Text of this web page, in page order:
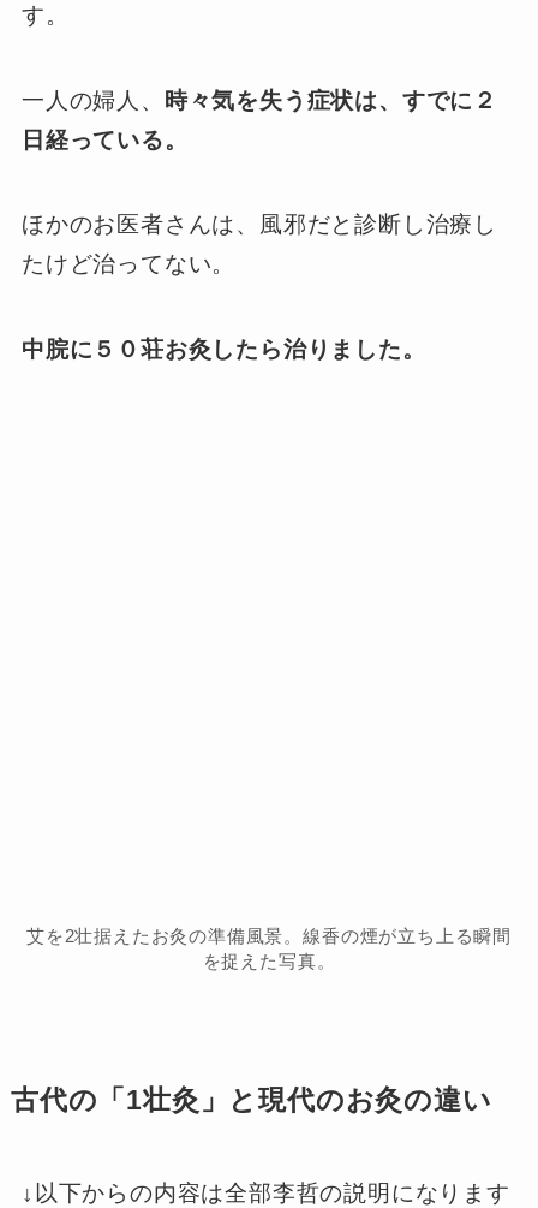
す。
一人の婦人、 時々気を失う症状は、すでに２
日経っている。
ほかのお医者さんは、風邪だと診断し治療し
たけど治ってない。
中脘に５０荘お灸したら治りました。
艾を2壮据えたお灸の準備風景。線香の煙が立ち上る瞬間
を捉えた写真。
古代の「1壮灸」と現代のお灸の違い
↓以下からの内容は全部李哲の説明になります